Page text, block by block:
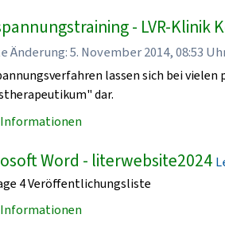
- LVR-Klinik
Änderung: 5. November 2014, 08:53
lassen sich bei
dar.
Word - literwebsite2024
4 Veröffentlichungsliste